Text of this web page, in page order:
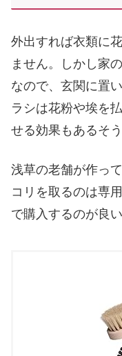
外出すれば衣類に
ません。しかし家
なので、玄関に置
ラシは花粉や埃を
せる効果もあるそう
浅草の老舗が作っ
コリを取るのは専
で購入するのが良